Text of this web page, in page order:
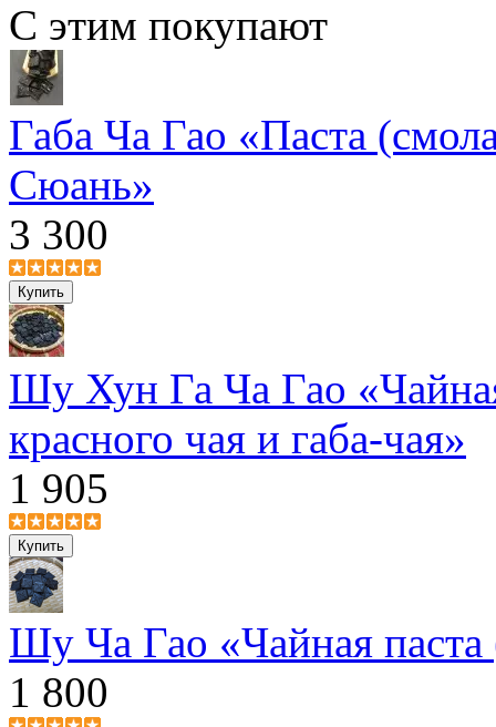
С этим покупают
Габа Ча Гао «Паста
Сюань»
3 300
Шу Хун Га Ча Гао
красного чая и габа-чая»
1 905
Шу Ча Гао «Чайная
1 800